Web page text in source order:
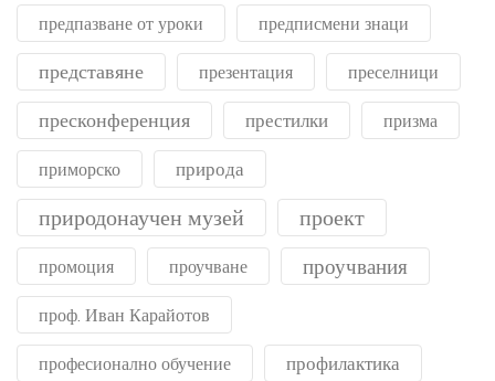
предпазване от уроки предписмени знаци
представяне презентация преселници
пресконференция престилки призма
приморско природа
природонаучен музей проект
промоция проучване проучвания
проф. Иван Карайотов
професионално обучение профилактика